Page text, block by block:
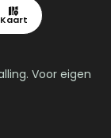
Kaart
Voor eigen